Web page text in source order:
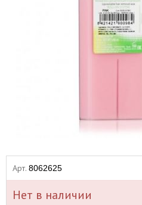
Арт. 8062625
Нет в наличии